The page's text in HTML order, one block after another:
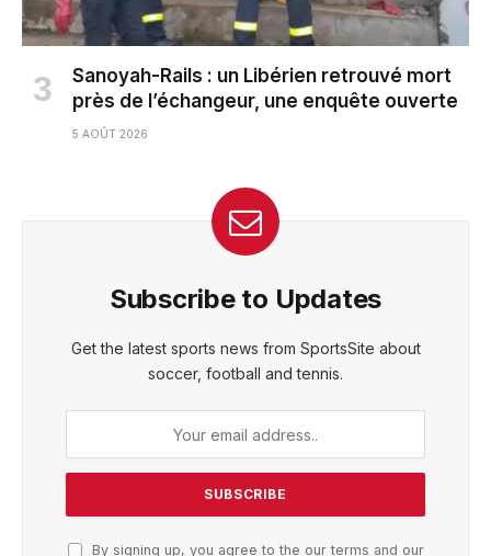
Sanoyah-Rails : un Libérien retrouvé mort
près de l’échangeur, une enquête ouverte
5 AOÛT 2026
Subscribe to Updates
Get the latest sports news from SportsSite about
soccer, football and tennis.
By signing up, you agree to the our terms and our